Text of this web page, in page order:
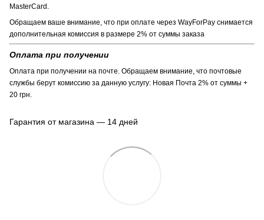
MasterCard.
Обращаем ваше внимание, что при оплате через WayForPay снимается
дополнительная комиссия в размере 2% от суммы заказа
Оплата при получении
Оплата при получении на почте. Обращаем внимание, что почтовые
службы берут комиссию за данную услугу: Новая Почта 2% от суммы +
20 грн.
Гарантия от магазина — 14 дней